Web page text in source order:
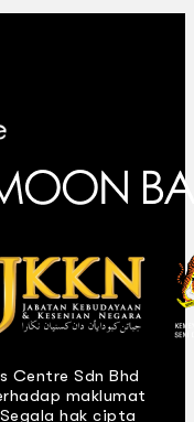
Centre Sdn Bhd
maklumat
hak cipta